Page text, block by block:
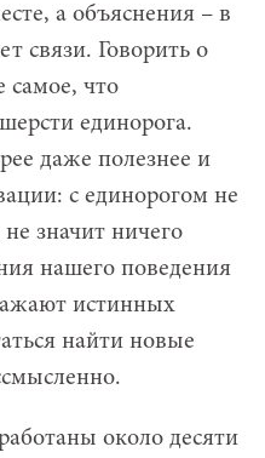
а объяснения – в
связи. Говорить о
самое, что
единорога.
даже полезнее и
с единорогом не
значит ничего
нашего поведения
истинных
найти новые
около десяти